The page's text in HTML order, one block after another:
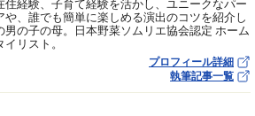
住経験、子育て経験を活かし、ユニークなパー
や、誰でも簡単に楽しめる演出のコツを紹介し
男の子の母。日本野菜ソムリエ協会認定 ホーム
リスト。
プロフィール詳細
執筆記事一覧